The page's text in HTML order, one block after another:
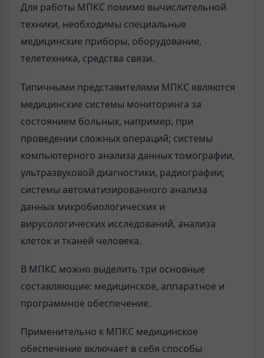
Для работы МПКС помимо вычислительной
техники, необходимы специальные
медицинские приборы, оборудование,
телетехника, средства связи.
Типичными представителями МПКС являются
медицинские системы мониторинга за
состоянием больных, например, при
проведении сложных операций; системы
компьютерного анализа данных томографии,
ультразвуковой диагностики, радиографии;
системы автоматизированного анализа
данных микробиологических и
вирусологических исследований, анализа
клеток и тканей человека.
В МПКС можно выделить три основные
составляющие: медицинское, аппаратное и
программное обеспечение.
Применительно к МПКС медицинское
обеспечение включает в себя способы